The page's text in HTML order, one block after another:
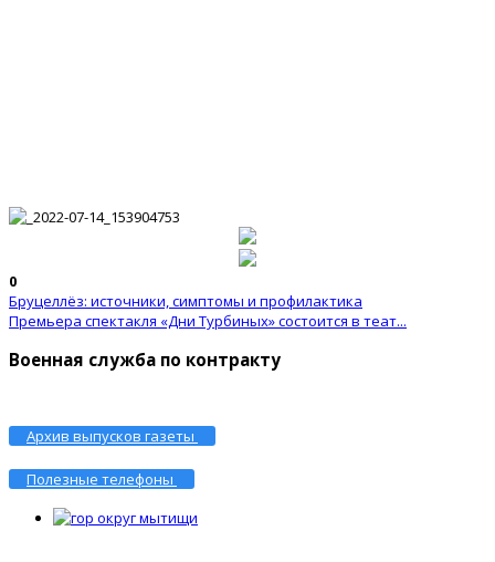
0
Бруцеллёз: источники, симптомы и профилактика
Премьера спектакля «Дни Турбиных» состоится в теат...
Военная служба по контракту
Архив выпусков газеты
Полезные телефоны